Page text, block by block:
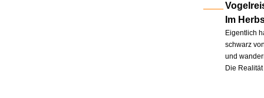
Im
Eigentlich
schwarz
und
Die